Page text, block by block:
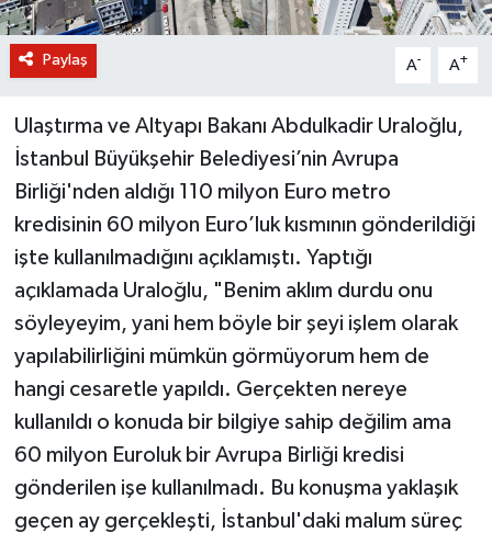
Paylaş A- A+
Ulaştırma ve Altyapı Bakanı Abdulkadir Uraloğlu,
İstanbul Büyükşehir Belediyesi’nin Avrupa
Birliği'nden aldığı 110 milyon Euro metro
kredisinin 60 milyon Euro’luk kısmının gönderildiği
işte kullanılmadığını açıklamıştı. Yaptığı
açıklamada Uraloğlu, "Benim aklım durdu onu
söyleyeyim, yani hem böyle bir şeyi işlem olarak
yapılabilirliğini mümkün görmüyorum hem de
hangi cesaretle yapıldı. Gerçekten nereye
kullanıldı o konuda bir bilgiye sahip değilim ama
60 milyon Euroluk bir Avrupa Birliği kredisi
gönderilen işe kullanılmadı. Bu konuşma yaklaşık
geçen ay gerçekleşti, İstanbul'daki malum süreç